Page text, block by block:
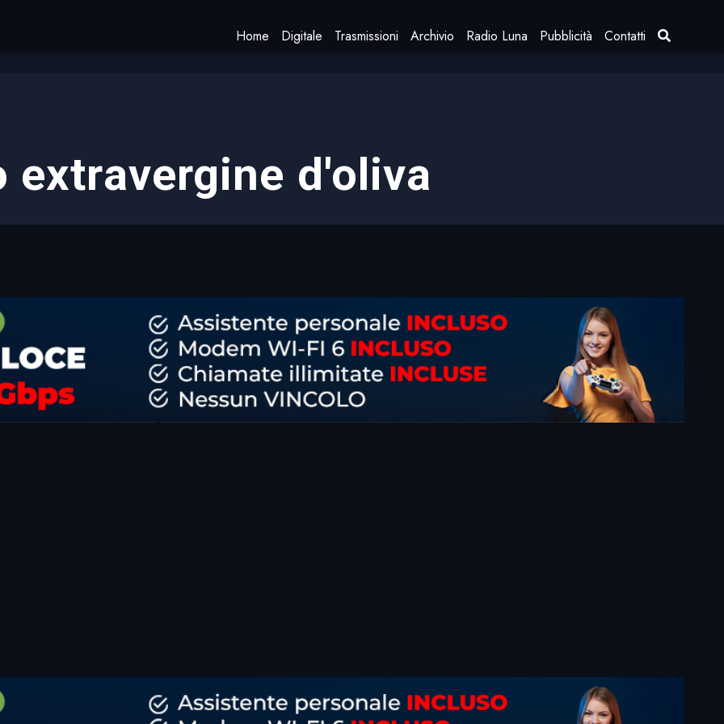
Home Digitale Trasmissioni Archivio Radio Luna Pubblicità Contatti
extravergine d'oliva